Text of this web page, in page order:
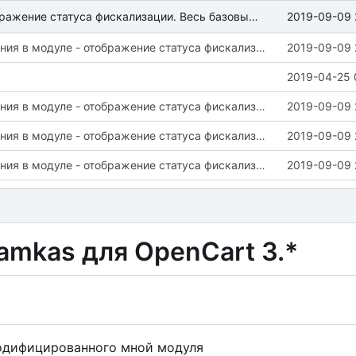
Новые изменения в модуле - отображение статуса фискализации. Весь базовый функционал должен работать. Важные изменения в README + LICENSE 2019-09-09
Новые изменения в модуле - отображение статуса фискализации. Весь базовый функционал должен работать. Важные изменения в README + LICENSE 2019-09-09
2019-04-25
Новые изменения в модуле - отображение статуса фискализации. Весь базовый функционал должен работать. Важные изменения в README + LICENSE 2019-09-09
Новые изменения в модуле - отображение статуса фискализации. Весь базовый функционал должен работать. Важные изменения в README + LICENSE 2019-09-09
Новые изменения в модуле - отображение статуса фискализации. Весь базовый функционал должен работать. Важные изменения в README + LICENSE 2019-09-09
для OpenCart 3.*
мной модуля